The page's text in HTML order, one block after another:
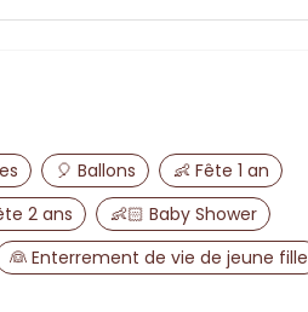
email
Adresse e-mail
ma question
🎈 Ballons
👶 Fête 1 an
2 ans
👶🏻 Baby Shower
👰 Enterrement de vie de jeune fille